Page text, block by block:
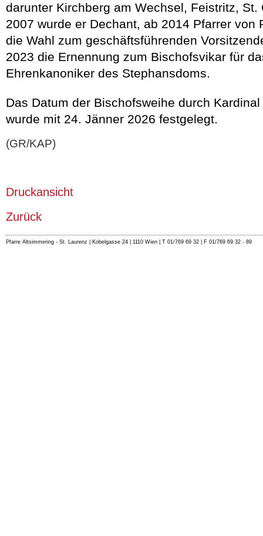
darunter Kirchberg am Wechsel, Feistritz, St.
2007 wurde er Dechant, ab 2014 Pfarrer von
die Wahl zum geschäftsführenden
2023 die Ernennung zum Bischofsvikar für
Ehrenkanoniker des Stephansdoms.
Das Datum der Bischofsweihe durch
wurde mit 24. Jänner 2026 festgelegt.
(GR/KAP)
Druckansicht
Zurück
Pfarre Altsimmering - St. Laurenz | Kobelgasse 24 | 1110 Wien | T 01/769 69 32 | F 01/769 69 32 - 89